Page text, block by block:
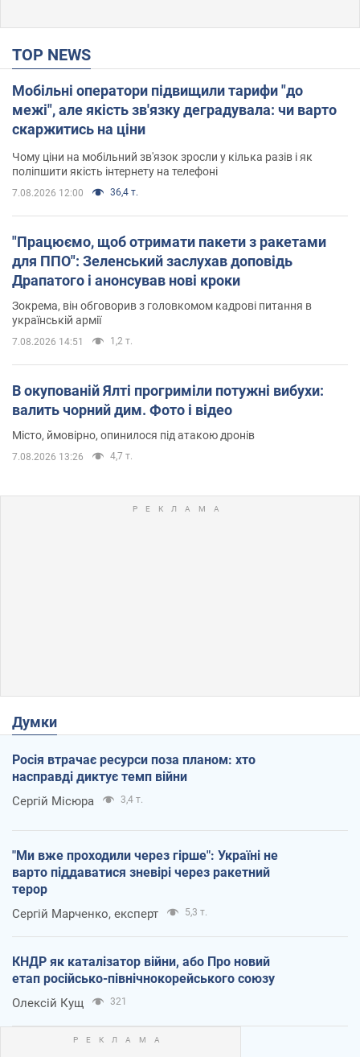
TOP NEWS
Мобільні оператори підвищили тарифи "до
межі", але якість зв'язку деградувала: чи варто
скаржитись на ціни
Чому ціни на мобільний зв'язок зросли у кілька разів і як
поліпшити якість інтернету на телефоні
7.08.2026 12:00 36,4 т.
"Працюємо, щоб отримати пакети з ракетами
для ППО": Зеленський заслухав доповідь
Драпатого і анонсував нові кроки
Зокрема, він обговорив з головкомом кадрові питання в
українській армії
7.08.2026 14:51 1,2 т.
В окупованій Ялті прогриміли потужні вибухи:
валить чорний дим. Фото і відео
Місто, ймовірно, опинилося під атакою дронів
7.08.2026 13:26 4,7 т.
Думки
Росія втрачає ресурси поза планом: хто
насправді диктує темп війни
Сергій Місюра 3,4 т.
"Ми вже проходили через гірше": Україні не
варто піддаватися зневірі через ракетний
терор
Сергій Марченко, експерт 5,3 т.
КНДР як каталізатор війни, або Про новий
етап російсько-північнокорейського союзу
Олексій Кущ 321